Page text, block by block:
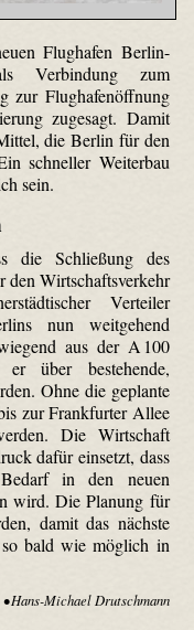
Flughafen Berlin-
Verbindung zum
zur Flughafenöffnung
zugesagt. Damit
die Berlin für den
schneller Weiterbau
sein.
die Schließung des
den Wirtschaftsverkehr
Verteiler
nun weitgehend
aus der A 100
über bestehende,
Ohne die geplante
zur Frankfurter Allee
Die Wirtschaft
dafür einsetzt, dass
in den neuen
wird. Die Planung für
damit das nächste
bald wie möglich in
• Hans-Michael Drutschmann